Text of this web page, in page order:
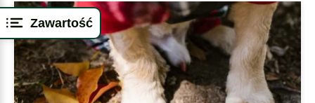
Zawartość